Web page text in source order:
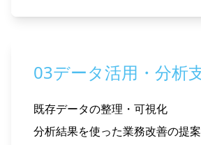
03データ活用・分析
既存データの整理・可視化
分析結果を使った業務改善の提